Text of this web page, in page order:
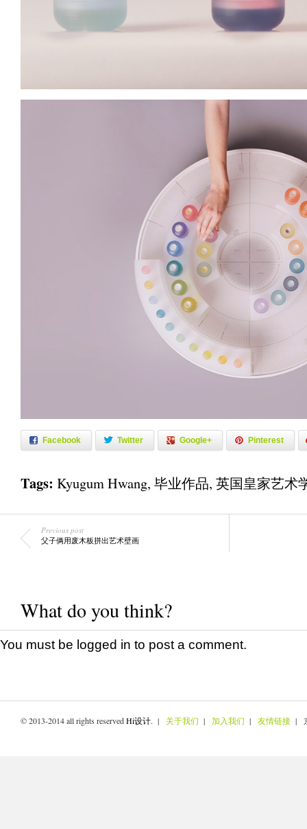
Facebook Twitter Google+ Pinterest
Tags: Kyugum Hwang, 毕业作品, 英国皇家艺术
Previous post
父子俩用废木板拼出艺术壁画
What do you think?
You must be logged in to post a comment.
© 2013-2014 all rights reservedHi设计. | 关于我们 | 加入我们 | 友情链接 |